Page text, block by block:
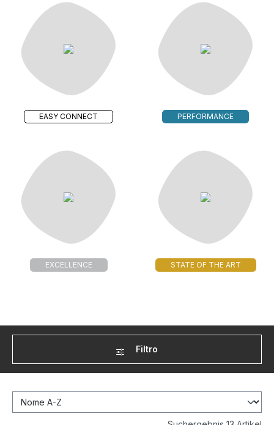
EASY CONNECT PERFORMANCE
EXCELLENCE STATE OF THE ART
Filtro